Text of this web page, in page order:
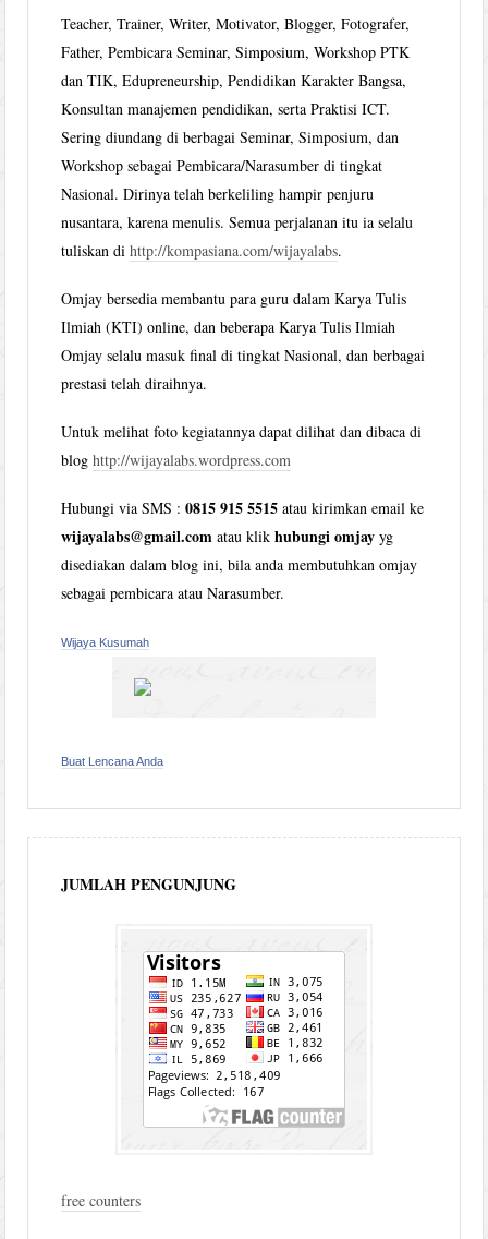
Teacher, Trainer, Writer, Motivator, Blogger, Fotografer,
Father, Pembicara Seminar, Simposium, Workshop PTK
dan TIK, Edupreneurship, Pendidikan Karakter Bangsa,
Konsultan manajemen pendidikan, serta Praktisi ICT.
Sering diundang di berbagai Seminar, Simposium, dan
Workshop sebagai Pembicara/Narasumber di tingkat
Nasional. Dirinya telah berkeliling hampir penjuru
nusantara, karena menulis. Semua perjalanan itu ia selalu
tuliskan dihttp://kompasiana.com/wijayalabs.
Omjay bersedia membantu para guru dalam Karya Tulis
Ilmiah (KTI) online, dan beberapa Karya Tulis Ilmiah
Omjay selalu masuk final di tingkat Nasional, dan berbagai
prestasi telah diraihnya.
Untuk melihat foto kegiatannya dapat dilihat dan dibaca di
bloghttp://wijayalabs.wordpress.com
Hubungi via SMS :0815 915 5515 atau kirimkan email ke
wijayalabs@gmail.com atau klikhubungi omjay yg
disediakan dalam blog ini, bila anda membutuhkan omjay
sebagai pembicara atau Narasumber.
Wijaya Kusumah
Buat Lencana Anda
JUMLAH PENGUNJUNG
free counters